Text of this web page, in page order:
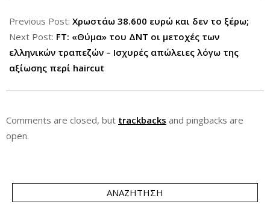
05-
06
Previous Post: Χρωστάω 38.600 ευρώ και δεν το ξέρω;
Next Post: FT: «Θύμα» του ΔΝΤ οι μετοχές των
ελληνικών τραπεζών – Iσχυρές απώλειες λόγω της
αξίωσης περί haircut
Comments are closed, but trackbacks and pingbacks are
open.
ΑΝΑΖΉΤΗΣΗ